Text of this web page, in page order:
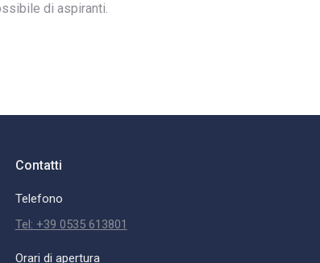
di aspiranti.
Contatti
Telefono
Tel: +39 0535 613801
Orari di apertura